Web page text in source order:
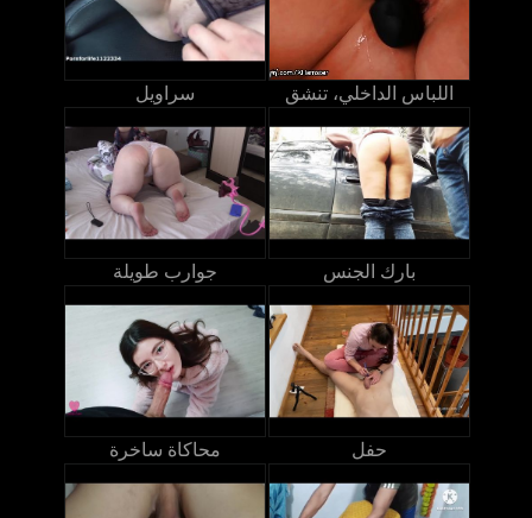
سراويل اللباس الداخلي، تنشق
جوارب طويلة بارك الجنس
محاكاة ساخرة حفل